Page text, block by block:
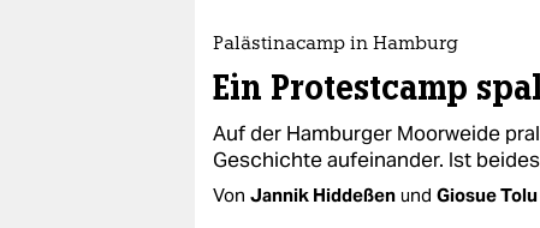
Palästinacamp in Hamburg
Ein Protestcamp
Auf der Hamburger Moorweide
Geschichte aufeinander. Ist
Von Jannik Hiddeßen und Giosue Tolu